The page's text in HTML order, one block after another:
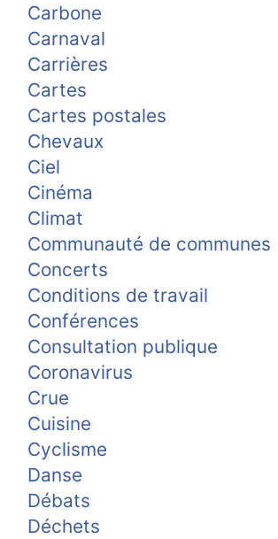
Carbone
Carnaval
Carrières
Cartes
Cartes postales
Chevaux
Ciel
Cinéma
Climat
Communauté de communes
Concerts
Conditions de travail
Conférences
Consultation publique
Coronavirus
Crue
Cuisine
Cyclisme
Danse
Débats
Déchets